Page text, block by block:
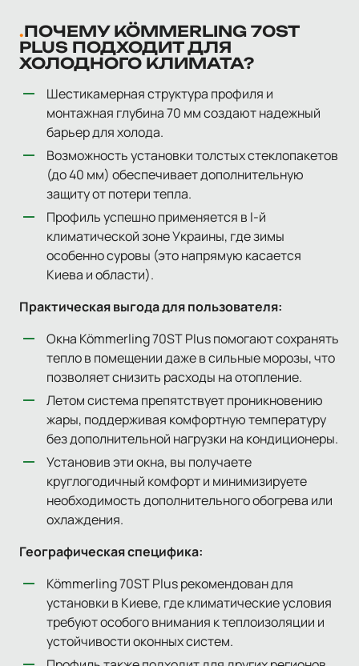
ПОЧЕМУ KÖMMERLING 70ST
PLUS ПОДХОДИТ ДЛЯ
ХОЛОДНОГО КЛИМАТА?
Шестикамерная структура профиля и
монтажная глубина 70 мм создают надежный
барьер для холода.
Возможность установки толстых стеклопакетов
(до 40 мм) обеспечивает дополнительную
защиту от потери тепла.
Профиль успешно применяется в I-й
климатической зоне Украины, где зимы
особенно суровы (это напрямую касается
Киева и области).
Практическая выгода для пользователя:
Окна Kömmerling 70ST Plus помогают сохранять
тепло в помещении даже в сильные морозы, что
позволяет снизить расходы на отопление.
Летом система препятствует проникновению
жары, поддерживая комфортную температуру
без дополнительной нагрузки на кондиционеры.
Установив эти окна, вы получаете
круглогодичный комфорт и минимизируете
необходимость дополнительного обогрева или
охлаждения.
Географическая специфика:
Kömmerling 70ST Plus рекомендован для
установки в Киеве, где климатические условия
требуют особого внимания к теплоизоляции и
устойчивости оконных систем.